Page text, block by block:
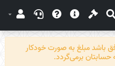
باشد مبلغ به صورت خودکار